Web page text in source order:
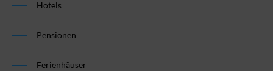
Hotels
Pensionen
Ferienhäuser